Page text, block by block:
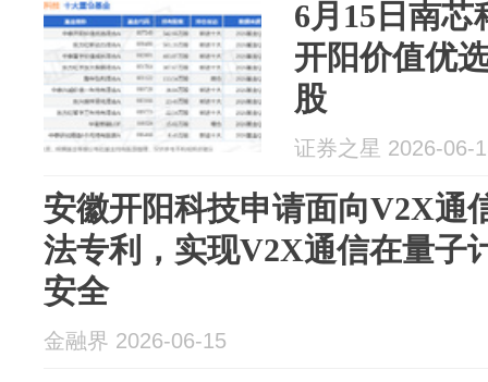
6月15日南芯
开阳价值优
股
证券之星 2026-06-
安徽开阳科技申请面向V2X通
法专利，实现V2X通信在量子
安全
金融界 2026-06-15